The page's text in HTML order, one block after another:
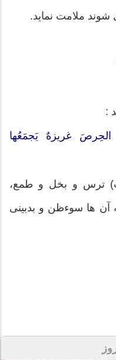
شوند ملامت نماید.
:
غریزهٌ یَجمَعُها
ترس و بخل و طمع،
آن ها سوءظن و بدبینی